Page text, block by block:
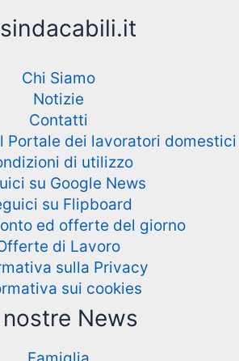
Chi Siamo
Notizie
Contatti
Portale dei lavoratori domestici
di utilizzo
su Google News
su Flipboard
ed offerte del giorno
di Lavoro
sulla Privacy
sui cookies
News